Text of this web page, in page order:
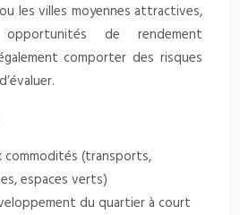
les villes moyennes attractives,
de rendement
comporter des risques
commodités (transports,
espaces verts)
du quartier à court